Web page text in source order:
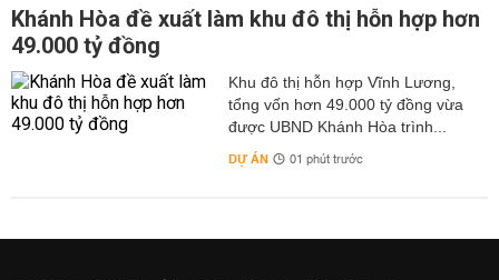
Khánh Hòa đề xuất làm khu đô thị hỗn hợp hơn
49.000 tỷ đồng
Khu đô thị hỗn hợp Vĩnh Lương,
tổng vốn hơn 49.000 tỷ đồng vừa
được UBND Khánh Hòa trình...
DỰ ÁN 01 phút trước